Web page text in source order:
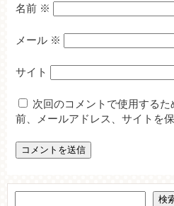
名前 ※
メール ※
サイト
次回のコメントで使用する
前、メールアドレス、サイトを保
検